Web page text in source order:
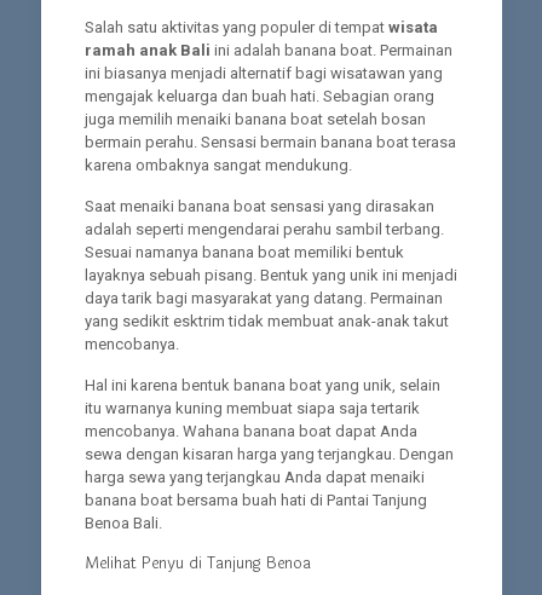
Salah satu aktivitas yang populer di tempat wisata
ramah anak Bali ini adalah banana boat. Permainan
ini biasanya menjadi alternatif bagi wisatawan yang
mengajak keluarga dan buah hati. Sebagian orang
juga memilih menaiki banana boat setelah bosan
bermain perahu. Sensasi bermain banana boat terasa
karena ombaknya sangat mendukung.
Saat menaiki banana boat sensasi yang dirasakan
adalah seperti mengendarai perahu sambil terbang.
Sesuai namanya banana boat memiliki bentuk
layaknya sebuah pisang. Bentuk yang unik ini menjadi
daya tarik bagi masyarakat yang datang. Permainan
yang sedikit esktrim tidak membuat anak-anak takut
mencobanya.
Hal ini karena bentuk banana boat yang unik, selain
itu warnanya kuning membuat siapa saja tertarik
mencobanya. Wahana banana boat dapat Anda
sewa dengan kisaran harga yang terjangkau. Dengan
harga sewa yang terjangkau Anda dapat menaiki
banana boat bersama buah hati di Pantai Tanjung
Benoa Bali.
Melihat Penyu di Tanjung Benoa